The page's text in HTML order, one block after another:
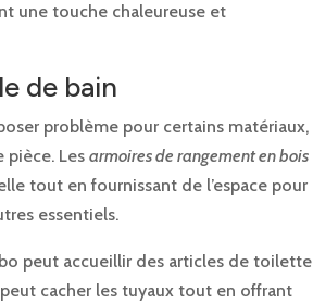
une touche chaleureuse et
de bain
problème pour certains matériaux,
pièce. Lesarmoires de rangement en bois
tout en fournissant de l’espace pour
essentiels.
peut accueillir des articles de toilette
cacher les tuyaux tout en offrant